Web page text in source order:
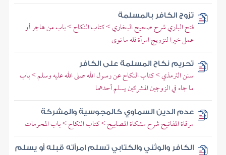
تزوج الكافر بالمسلمة
فتح الباري شرح صحيح البخاري > كتاب النكاح > باب من هاجر أو
عمل خيرا لتزويج امرأة فله ما نوى
تحريم نكاح المسلمة على الكافر
سنن الترمذي > كتاب النكاح عن رسول الله صلى الله عليه وسلم > باب
ما جاء في الزوجين المشركين يسلم أحدهما
عدم الدين السماوي كالمجوسية والمشركة
مرقاة المفاتيح شرح مشكاة المصابيح > كتاب النكاح > باب المحرمات
الكافر والوثني والكتابي تسلم امرأته قبله أو يسلم